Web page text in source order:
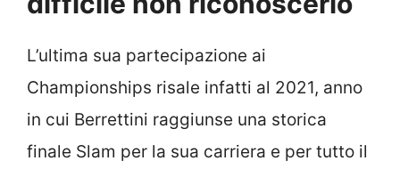
L’ultima sua partecipazione ai
Championships risale infatti al 2021, anno
in cui Berrettini raggiunse una storica
finale Slam per la sua carriera e per tutto il